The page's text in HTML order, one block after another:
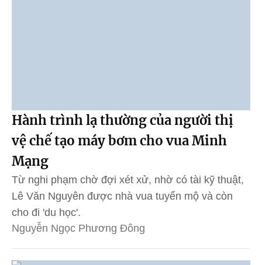
Hành trình lạ thường của người thị
vệ chế tạo máy bơm cho vua Minh
Mạng
Từ nghi phạm chờ đợi xét xử, nhờ có tài kỹ thuật,
Lê Văn Nguyên được nhà vua tuyển mộ và còn
cho đi 'du học'.
Nguyễn Ngọc Phương Đông